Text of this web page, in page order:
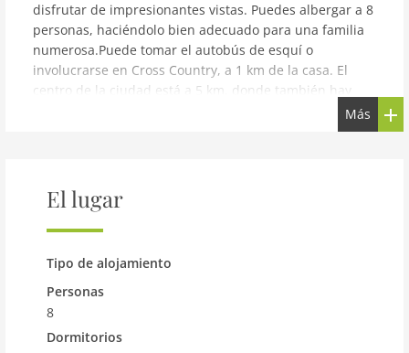
disfrutar de impresionantes vistas. Puedes albergar a 8
personas, haciéndolo bien adecuado para una familia
numerosa.Puede tomar el autobús de esquí o
involucrarse en Cross Country, a 1 km de la casa. El
centro de la ciudad está a 5 km, donde también hay
tiendas. El remonte más cercano está a 5 km. Hay un
lago a 20 km.Quién iría en el interior cuando hay una
aburrirán aquí como equipo de juego, el fútbol de
mesa y el pozo de arena están disponibles para la
recreación. El aparcamiento está en el lugar. Los
que pueda tener botas cálidas. Hay una sala de
recreación, con TV y estufa. Puede traer 2 de sus
mascotas por una pequeña tarifa.
aviso: Casa de vacaciones en East Tyrol, cerca esquí
Más
El lugar
Tipo de alojamiento
Personas
8
Dormitorios